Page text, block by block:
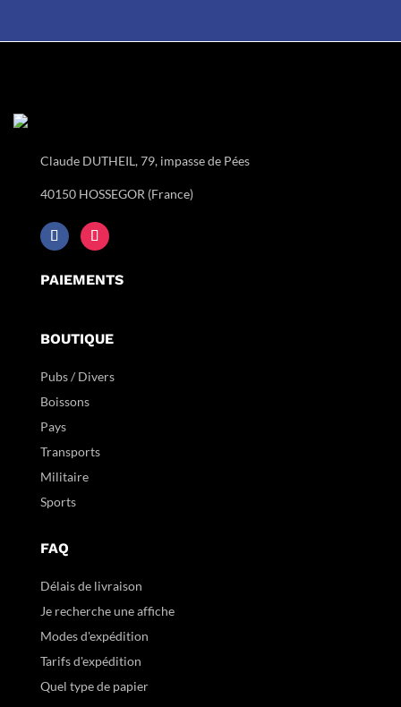
Claude DUTHEIL, 79, impasse de Pées
40150 HOSSEGOR (France)
PAIEMENTS
BOUTIQUE
Pubs / Divers
Boissons
Pays
Transports
Militaire
Sports
FAQ
Délais de livraison
Je recherche une affiche
Modes d'expédition
Tarifs d'expédition
Quel type de papier